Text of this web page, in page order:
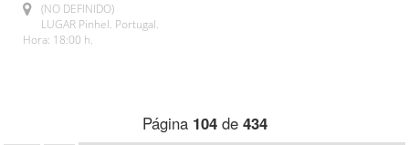
(NO DEFINIDO)
LUGAR Pinhel. Portugal.
Hora: 18:00 h.
Página 104de 434